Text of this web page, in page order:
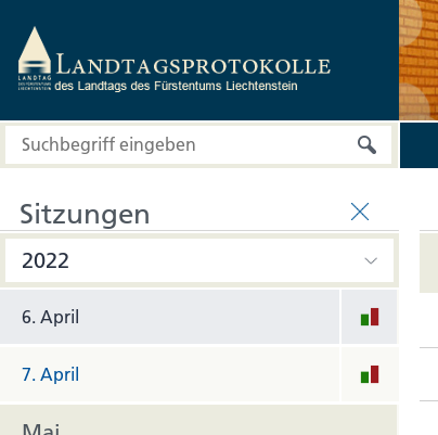
Sitzungen
März
9. März
10. März
11. März
April
6. April
7. April
SITZUNGEN